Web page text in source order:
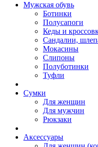
Мужская обувь
Ботинки
Полусапоги
Кеды и
Сандалии,
Мокасины
Слипоны
Полуботинки
Туфли
Сумки
Для женщин
Для мужчин
Рюкзаки
Аксессуары